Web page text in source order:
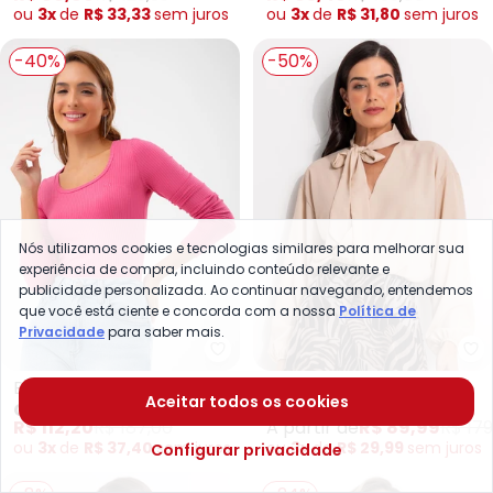
ou 3xde R$ 33,33sem juros ou 3xde R$ 31,80 sem juros
-40%
Blusa Canelada (Rosa)
COLCCI
R$ 112,20R$ 187,00
ou 3x de R$ 37,40semjuros
-50%
Blusa (Bege Claro) em
Crepe Plano
QUINTESS
A partir deR$ 89,99R$
ou3xdeR$ 29,99 sem juros
Nós utilizamos cookies e tecnologias similares para melhorar sua
experiência de compra, incluindo conteúdo relevante e
publicidade personalizada. Ao continuar navegando, entendemos
que você está ciente e concorda com a nossa Política de
Privacidadepara saber mais.
Aceitar todos os cookies
Configurar privacidade